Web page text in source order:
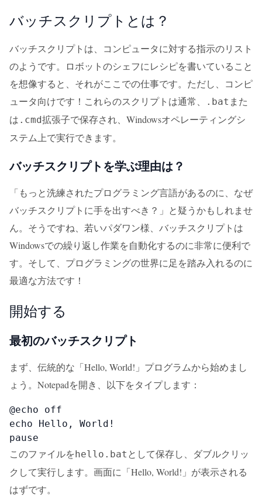
バッチスクリプトとは？
バッチスクリプトは、コンピュータに対する指示のリスト
のようです。ロボットのシェフにレシピを書いていること
を想像すると、それがここでの仕事です。ただし、コンピ
ュータ向けです！これらのスクリプトは通常、
.bat また
は .cmd拡張子で保存され、Windowsオペレーティングシ
ステム上で実行できます。
バッチスクリプトを学ぶ理由は？
「もっと洗練されたプログラミング言語があるのに、なぜ
バッチスクリプトに手を出すべき？」と疑うかもしれませ
ん。そうですね、若いパダワン様、バッチスクリプトは
Windowsでの繰り返し作業を自動化するのに非常に便利で
す。そして、プログラミングの世界に足を踏み入れるのに
最適な方法です！
開始する
最初のバッチスクリプト
まず、伝統的な「Hello, World!」プログラムから始めまし
ょう。Notepadを開き、以下をタイプします：
@echo off
echo Hello, World!
pause
このファイルをhello.bat として保存し、ダブルクリッ
クして実行します。画面に「Hello, World!」が表示される
はずです。